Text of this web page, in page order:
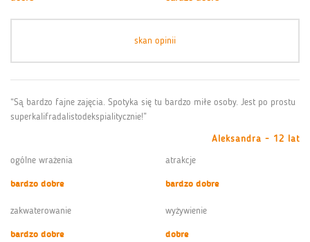
skan opinii
“Są bardzo fajne zajęcia. Spotyka się tu bardzo miłe osoby. Jest po prostu
superkalifradalistodekspialitycznie!”
Aleksandra - 12 lat
ogólne wrażenia
bardzo dobre
atrakcje
bardzo dobre
zakwaterowanie
bardzo dobre
wyżywienie
dobre